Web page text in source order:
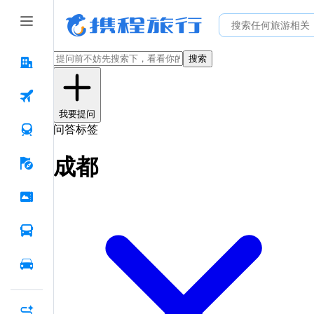
搜索
我要提问
问答标签
成都